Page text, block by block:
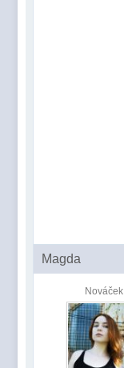
Magda
Nováček